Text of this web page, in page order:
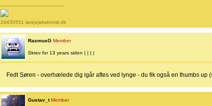
-------------------------------------------
24430551 lars(a)ekstromit.dk
RasmusG Member
Skrev for 13 years siden | | | |
Fedt Søren - overhælede dig igår aftes ved lynge - du fik også en thumbs up
Gustav_t Member